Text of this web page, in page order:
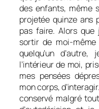
des enfants, même
projetée quinze ans
pas faire. Alors que
sortir de moi-
quelqu’un
l’intérieur de moi,
mes pensées
mon corps,
conservé malgré